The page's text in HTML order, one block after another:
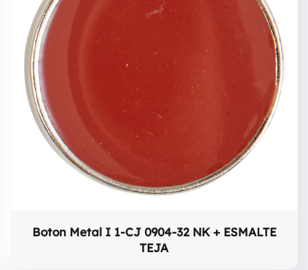
Boton Metal I 1-CJ 0904-32 NK + ESMALTE
TEJA